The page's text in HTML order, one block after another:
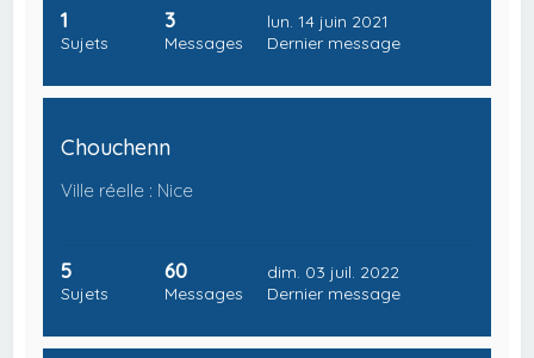
1
Sujets
3
Messages
lun. 14 juin 2021
Dernier message
Chouchenn
Ville réelle : Nice
5
Sujets
60
Messages
dim. 03 juil. 2022
Dernier message